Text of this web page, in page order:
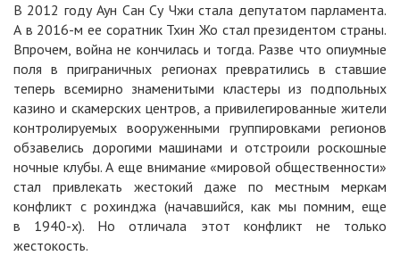
В 2012 году Аун Сан Су Чжи стала депутатом парламента.
А в 2016-м ее соратник Тхин Жо стал президентом страны.
Впрочем, война не кончилась и тогда. Разве что опиумные
поля в приграничных регионах превратились в ставшие
теперь всемирно знаменитыми кластеры из подпольных
казино и скамерских центров, а привилегированные жители
контролируемых вооруженными группировками регионов
обзавелись дорогими машинами и отстроили роскошные
ночные клубы. А еще внимание «мировой общественности»
стал привлекать жестокий даже по местным меркам
конфликт с рохинджа (начавшийся, как мы помним, еще
в 1940-х). Но отличала этот конфликт не только
жестокость.